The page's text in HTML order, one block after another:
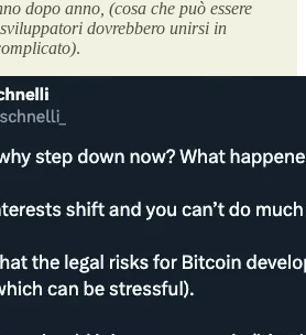
dopo anno, (cosa che può essere
dovrebbero unirsi in
.